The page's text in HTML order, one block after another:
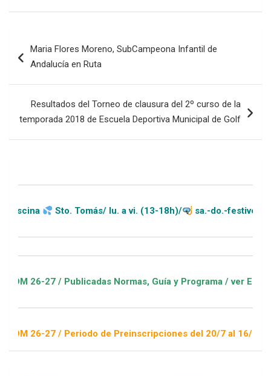
de
Maria Flores Moreno, SubCampeona Infantil de
Andalucía en Ruta
Resultados del Torneo de clausura del 2º curso de la
temporada 2018 de Escuela Deportiva Municipal de Golf
Sto. Tomás/ lu. a vi. (13-18h)/ sa.-do.-festivos (11-20h)
/ Publicadas Normas, Guía y Programa / ver Escuelas
/ Periodo de Preinscripciones del 20/7 al 16/8 / Sorteo 1 de